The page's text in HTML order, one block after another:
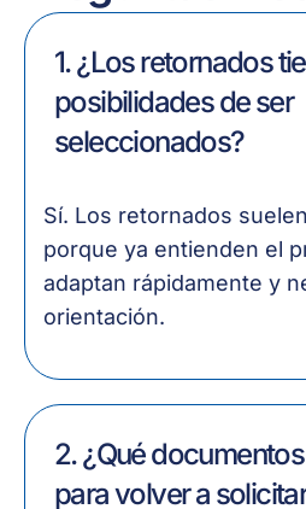
1. ¿Los retornados
posibilidades de ser
seleccionados?
Sí. Los retornados
porque ya entienden el
adaptan rápidamente y
orientación.
2. ¿Qué
para volver a